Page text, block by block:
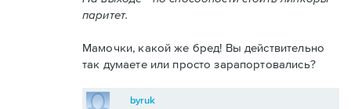
паритет.
Мамочки, какой же бред! Вы действительно
так думаете или просто зарапортовались?
byruk